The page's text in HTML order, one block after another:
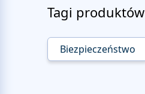
Tagi produktów
Biezpieczeństwo